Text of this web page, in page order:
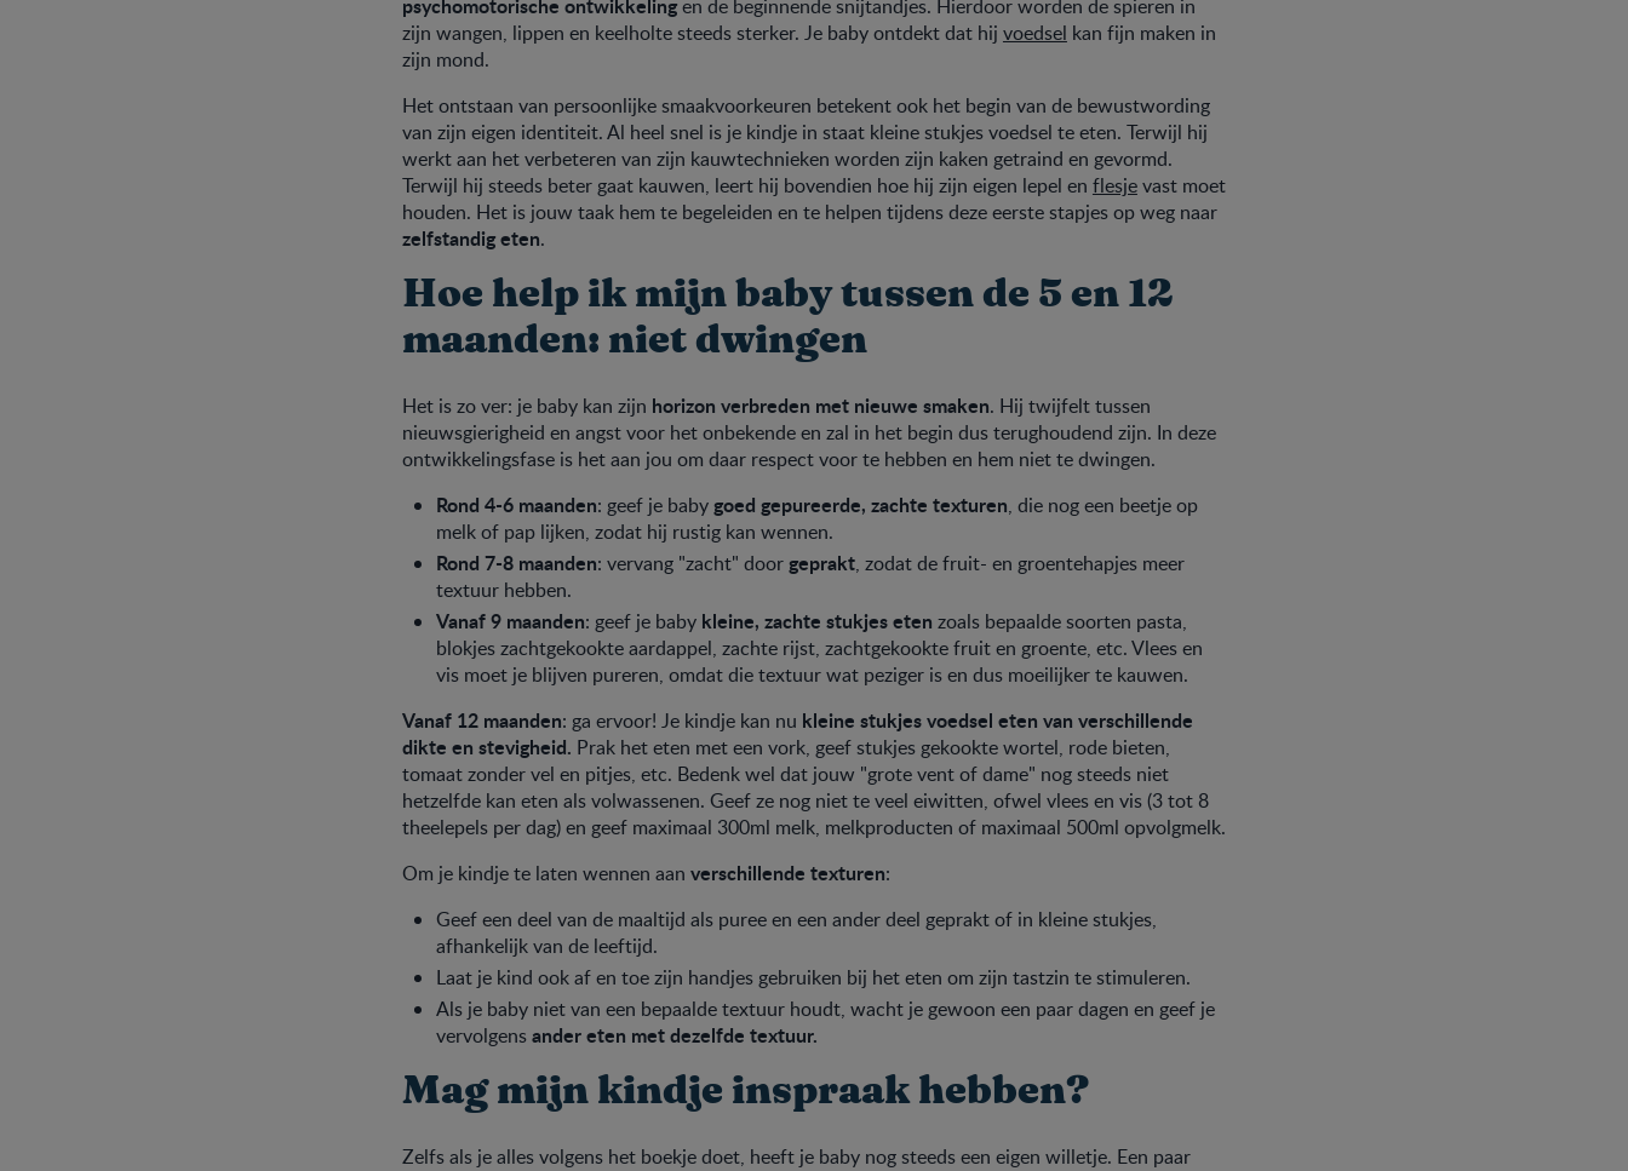
en de beginnende snijtandjes. Hierdoor worden de spieren in
zijn wangen, lippen en keelholte steeds sterker. Je baby ontdekt dat hij voedsel kan fijn maken in
zijn mond.
Het ontstaan van persoonlijke smaakvoorkeuren betekent ook het begin van de bewustwording
van zijn eigen identiteit. Al heel snel is je kindje in staat kleine stukjes voedsel te eten. Terwijl hij
werkt aan het verbeteren van zijn kauwtechnieken worden zijn kaken getraind en gevormd.
Terwijl hij steeds beter gaat kauwen, leert hij bovendien hoe hij zijn eigen lepel en flesjevast moet
houden. Het is jouw taak hem te begeleiden en te helpen tijdens deze eerste stapjes op weg naar
zelfstandig eten.
Hoe help ik mijn baby tussen de 5 en 12
maanden: niet dwingen
Het is zo ver: je baby kan zijn horizon verbreden met nieuwe smaken. Hij twijfelt tussen
nieuwsgierigheid en angst voor het onbekende en zal in het begin dus terughoudend zijn. In deze
ontwikkelingsfase is het aan jou om daar respect voor te hebben en hem niet te dwingen.
Rond 4-6 maanden: geef je babygoed gepureerde, zachte texturen, die nog een beetje op
melk of pap lijken, zodat hij rustig kan wennen.
Rond 7-8 maanden: vervang "zacht" doorgeprakt, zodat de fruit- en groentehapjes meer
textuur hebben.
Vanaf 9 maanden: geef je baby kleine, zachte stukjes eten zoals bepaalde soorten pasta,
blokjes zachtgekookte aardappel, zachte rijst, zachtgekookte fruit en groente, etc. Vlees en
vis moet je blijven pureren, omdat die textuur wat peziger is en dus moeilijker te kauwen.
Vanaf 12 maanden: ga ervoor! Je kindje kan nu kleine stukjes voedsel eten van verschillende
dikte en stevigheid. Prak het eten met een vork, geef stukjes gekookte wortel, rode bieten,
tomaat zonder vel en pitjes, etc. Bedenk wel dat jouw "grote vent of dame" nog steeds niet
hetzelfde kan eten als volwassenen. Geef ze nog niet te veel eiwitten, ofwel vlees en vis (3 tot 8
theelepels per dag) en geef maximaal 300ml melk, melkproducten of maximaal 500ml opvolgmelk.
Om je kindje te laten wennen aan verschillende texturen:
Geef een deel van de maaltijd als puree en een ander deel geprakt of in kleine stukjes,
afhankelijk van de leeftijd.
Laat je kind ook af en toe zijn handjes gebruiken bij het eten om zijn tastzin te stimuleren.
Als je baby niet van een bepaalde textuur houdt, wacht je gewoon een paar dagen en geef je
vervolgensander eten met dezelfde textuur.
Mag mijn kindje inspraak hebben?
Zelfs als je alles volgens het boekje doet, heeft je baby nog steeds een eigen willetje. Een paar